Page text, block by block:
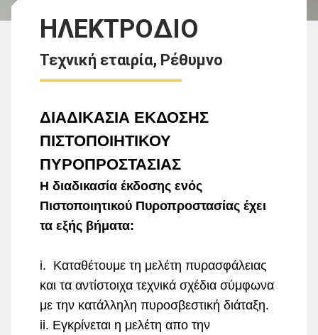
ΗΛΕΚΤΡΟΔΙΟ
Τεχνική εταιρία, Ρέθυμνο
ΔΙΑΔΙΚΑΣΙΑ ΕΚΔΟΣΗΣ
ΠΙΣΤΟΠΟΙΗΤΙΚΟΥ
ΠΥΡΟΠΡΟΣΤΑΣΙΑΣ
Η διαδικασία έκδοσης ενός
Πιστοποιητικού Πυροπροστασίας έχει
τα εξής βήματα:
i. Καταθέτουμε τη μελέτη πυρασφάλειας
και τα αντίστοιχα τεχνικά σχέδια σύμφωνα
με την κατάλληλη πυροσβεστική διάταξη.
ii. Εγκρίνεται η μελέτη απο την